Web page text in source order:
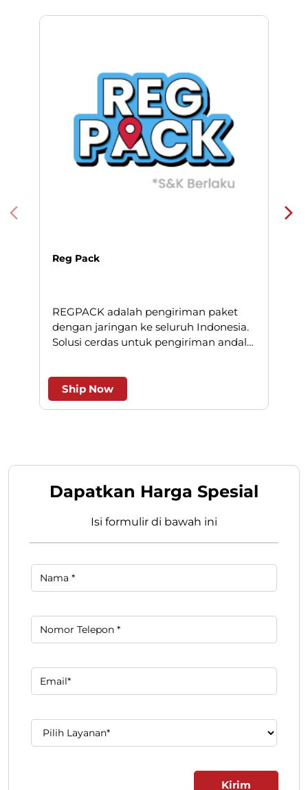
Reg Pack
REGPACK adalah pengiriman paket
dengan jaringan ke seluruh Indonesia.
Solusi cerdas untuk pengiriman andal
Ship Now
Dapatkan Harga Spesial
Isi formulir di bawah ini